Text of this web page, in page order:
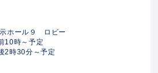
ホール９ ロビー
10時～予定
2時30分～予定